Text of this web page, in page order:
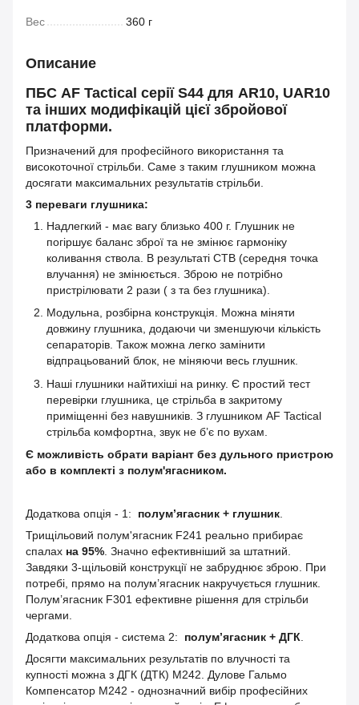
Вес 360 г
Описание
ПБС AF Tactical серії S44 для AR10, UAR10
та інших модифікацій цієї збройової
платформи.
Призначений для професійного використання та
високоточної стрільби. Саме з таким глушником можна
досягати максимальних результатів стрільби.
3 переваги глушника:
Надлегкий - має вагу близько 400 г. Глушник не
погіршує баланс зброї та не змінює гармоніку
коливання ствола. В результаті СТВ (середня точка
влучання) не змінюється. Зброю не потрібно
пристрілювати 2 рази ( з та без глушника).
Модульна, розбірна конструкція. Можна міняти
довжину глушника, додаючи чи зменшуючи кількість
сепараторів. Також можна легко замінити
відпрацьований блок, не міняючи весь глушник.
Наші глушники найтихіші на ринку. Є простий тест
перевірки глушника, це стрільба в закритому
приміщенні без навушників. З глушником AF Tactical
cтрільба комфортна, звук не б’є по вухам.
Є можливість обрати варіант без дульного пристрою
або в комплекті з полум'ягасником.
Додаткова опція - 1: полум’ягасник + глушник
Трищільовий полум'ягасник F241 реально прибирає
спалах на 95% . Значно ефективніший за штатний.
Завдяки 3-щільовій конструкції не забруднює зброю. При
потребі, прямо на полум’ягасник накручується глушник.
Полум’ягасник F301 ефективне рішення для стрільби
чергами.
Додаткова опція - система 2: полум’ягасник + ДГК
Досягти максимальних результатів по влучності та
купності можна з ДГК (ДТК) M242. Дулове Гальмо
Компенсатор M242 - однозначний вибір професійних